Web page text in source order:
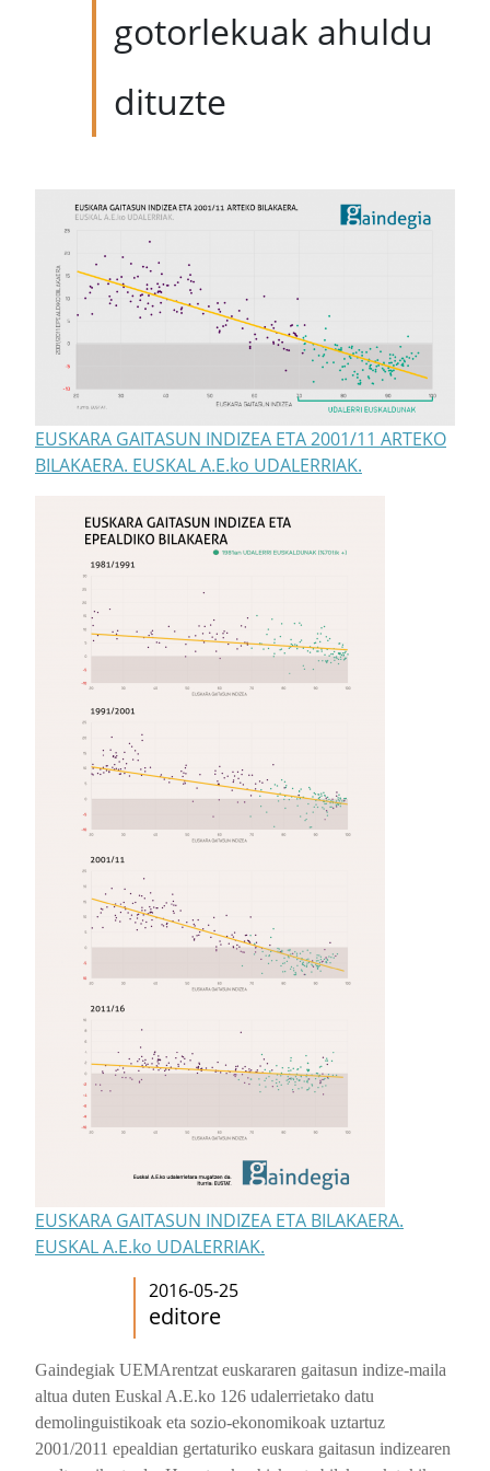
gotorlekuak ahuldu
dituzte
EUSKARA GAITASUN INDIZEA ETA 2001/11 ARTEKO
BILAKAERA. EUSKAL A.E.ko UDALERRIAK.
EUSKARA GAITASUN INDIZEA ETA BILAKAERA.
EUSKAL A.E.ko UDALERRIAK.
2016-05-25
editore
Gaindegiak UEMArentzat euskararen gaitasun indize-maila
altua duten Euskal A.E.ko 126 udalerrietako datu
demolinguistikoak eta sozio-ekonomikoak uztartuz
2001/2011 epealdian gertaturiko euskara gaitasun indizearen